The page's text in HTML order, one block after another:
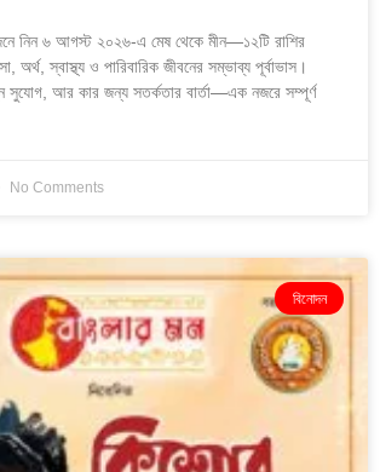
নিন ৬ আগস্ট ২০২৬-এ মেষ থেকে মীন—১২টি রাশির
অর্থ, স্বাস্থ্য ও পারিবারিক জীবনের সম্ভাব্য পূর্বাভাস।
সুযোগ, আর কার জন্য সতর্কতার বার্তা—এক নজরে সম্পূর্ণ
No Comments
বিনোদন